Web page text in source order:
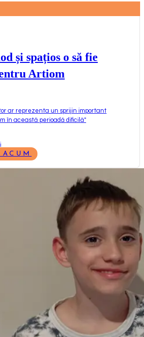
și spațios o să fie
Artiom
ar reprezenta un sprijin important
în această perioadă dificilă"